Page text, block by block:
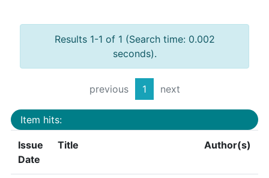
Results 1-1 of 1 (Search time: 0.002
seconds).
previous 1 next
Item hits:
Issue
Date
Title Author(s)